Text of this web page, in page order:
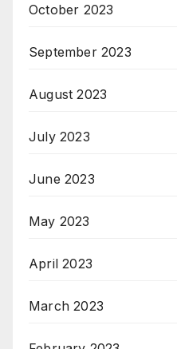
October 2023
September 2023
August 2023
July 2023
June 2023
May 2023
April 2023
March 2023